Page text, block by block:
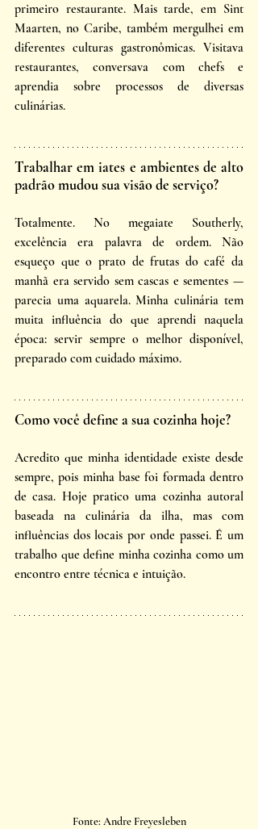
primeiro restaurante. Mais tarde, em Sint
Maarten, no Caribe, também mergulhei em
diferentes culturas gastronômicas. Visitava
restaurantes, conversava com chefs e
aprendia sobre processos de diversas
culinárias.
Trabalhar em iates e ambientes de alto
padrão mudou sua visão de serviço?
Totalmente. No megaiate Southerly,
excelência era palavra de ordem. Não
esqueço que o prato de frutas do café da
manhã era servido sem cascas e sementes —
parecia uma aquarela. Minha culinária tem
muita influência do que aprendi naquela
época: servir sempre o melhor disponível,
preparado com cuidado máximo.
Como você define a sua cozinha hoje?
Acredito que minha identidade existe desde
sempre, pois minha base foi formada dentro
de casa. Hoje pratico uma cozinha autoral
baseada na culinária da ilha, mas com
influências dos locais por onde passei. É um
trabalho que define minha cozinha como um
encontro entre técnica e intuição.
Fonte: Andre Freyesleben